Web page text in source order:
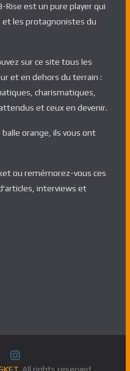
Rise est un pure player qui
les protagnonistes du
sur ce site tous les
et en dehors du terrain :
charismatiques,
et ceux en devenir.
orange, ils vous ont
ou remémorez-vous ces
interviews et